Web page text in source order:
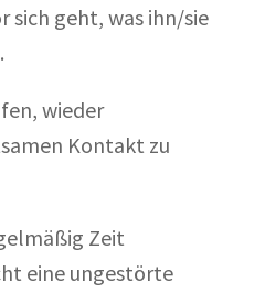
sich geht, was ihn/sie
wieder
Kontakt zu
Zeit
eine ungestörte